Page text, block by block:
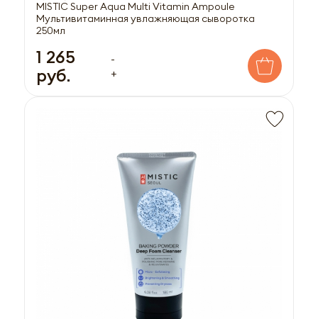
MISTIC Super Aqua Multi Vitamin Ampoule
Мультивитаминная увлажняющая сыворотка
250мл
1 265
руб.
-
+